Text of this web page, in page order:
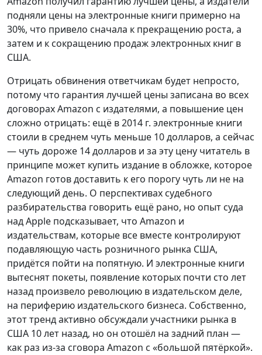
подняли цены на электронные книги примерно на
30%, что привело сначала к прекращению роста, а
затем и к сокращению продаж электронных книг в
США.
Отрицать обвинения ответчикам будет непросто,
потому что гарантия лучшей цены записана во всех
договорах Amazon с издателями, а повышение цен
сложно отрицать: ещё в 2014 г. электронные книги
стоили в среднем чуть меньше 10 долларов, а сейчас
— чуть дороже 14 долларов и за эту цену читатель в
принципе может купить издание в обложке, которое
Amazon готов доставить к его порогу чуть ли не на
следующий день. О перспективах судебного
разбирательства говорить ещё рано, но опыт суда
над Apple подсказывает, что Amazon и
издательствам, которые все вместе контролируют
подавляющую часть розничного рынка США,
придётся пойти на попятную. И электронные книги
вытеснят покеты, появление которых почти сто лет
назад произвело революцию в издательском деле,
на периферию издательского бизнеса. Собственно,
этот тренд активно обсуждали участники рынка в
США 10 лет назад, но он отошёл на задний план —
как раз из-за сговора Amazon с «большой пятёркой».